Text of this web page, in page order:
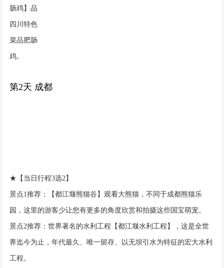
肠鸡】品
四川特色
菜品肥肠
鸡。
第2天 成都
★【当日行程3选2】
景点1推荐：【都江堰熊猫谷】观看大熊猫，不同于成都熊猫乐
园，这里的游客少让您有更多的角度欣赏和拍摄这些国宝萌宠。
景点2推荐：世界著名的水利工程【都江堰水利工程】，这是全世
界迄今为止，年代最久、唯一留存、以无坝引水为特征的宏大水利
工程。